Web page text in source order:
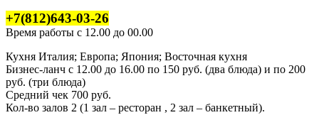
+7(812)643-03-26
Время работы с 12.00 до 00.00
Кухня Италия; Европа; Япония; Восточная кухня
Бизнес-ланч с 12.00 до 16.00 по 150 руб. (два блюда) и по 200
руб. (три блюда)
Средний чек 700 руб.
Кол-во залов 2 (1 зал – ресторан , 2 зал – банкетный).